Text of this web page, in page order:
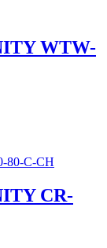
WTW-
CR-